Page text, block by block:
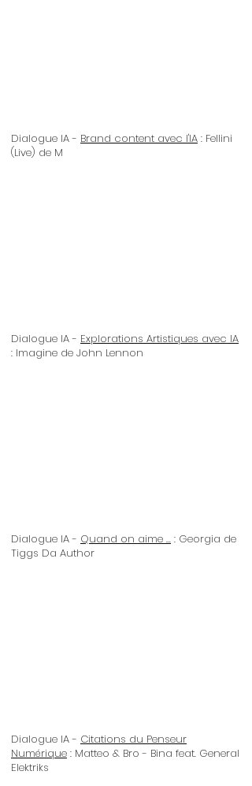
Dialogue IA - Brand content avec l'IA : Fellini
(Live) de M
Dialogue IA - Explorations Artistiques avec IA
: Imagine de John Lennon
Dialogue IA - Quand on aime ... : Georgia de
Tiggs Da Author
Dialogue IA - Citations du Penseur
Numérique : Matteo & Bro - Bina feat. General
Elektriks